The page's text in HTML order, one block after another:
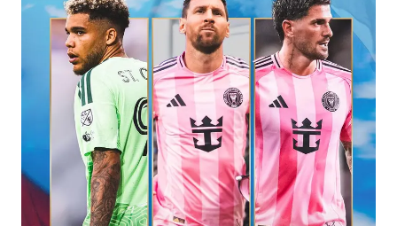
80后女柜员逆袭成4200亿银行副行长
把党建设得更加坚强有力
深圳地面沉降致车辆损坏系谣言
现代版摸金校尉落网查获400多枚古币
消费新图景｜多举措提升消费体验 释放夏日经济活力
奋进开新局 实干挑大梁